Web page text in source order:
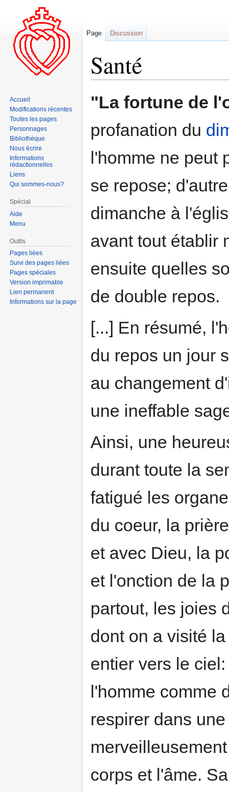
Santé
navigation
recherche
"La fortune de
profanation du
l'homme ne peut
se repose;
dimanche à
avant tout établir
ensuite quelles
de double repos.
[...] En résumé,
du repos un jour
au changement
une ineffable
Ainsi, une
durant toute la
fatigué les
du coeur, la
et avec Dieu, la
et l'onction de la
partout, les joies
dont on a visité
entier vers le
l'homme comme
respirer dans
corps et l'âme.
Page Discussion
Accueil
Modifications récentes
Toutes les pages
Personnages
Bibliothèque
Nous écrire
Informations
rédactionnelles
Liens
Qui sommes-nous?
Spécial
Aide
Menu
Outils
Pages liées
Suivi des pages liées
Pages spéciales
Version imprimable
Lien permanent
Informations sur la page